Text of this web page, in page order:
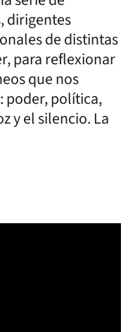
dirigentes
de distintas
para reflexionar
que nos
poder, política,
y el silencio. La